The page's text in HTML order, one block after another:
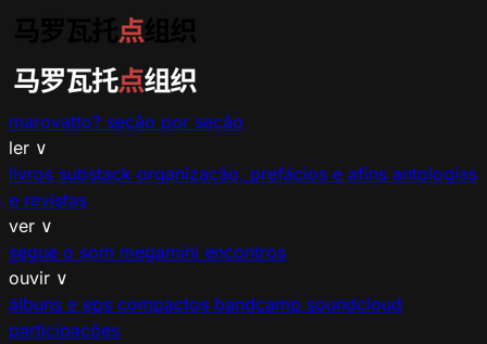
marovatto? seção por seção
ler ∨
livros substack organização, prefácios e afins antologias
e revistas
ver ∨
segue o som megamíni encontros
ouvir ∨
álbuns e eps compactos bandcamp soundcloud
participações